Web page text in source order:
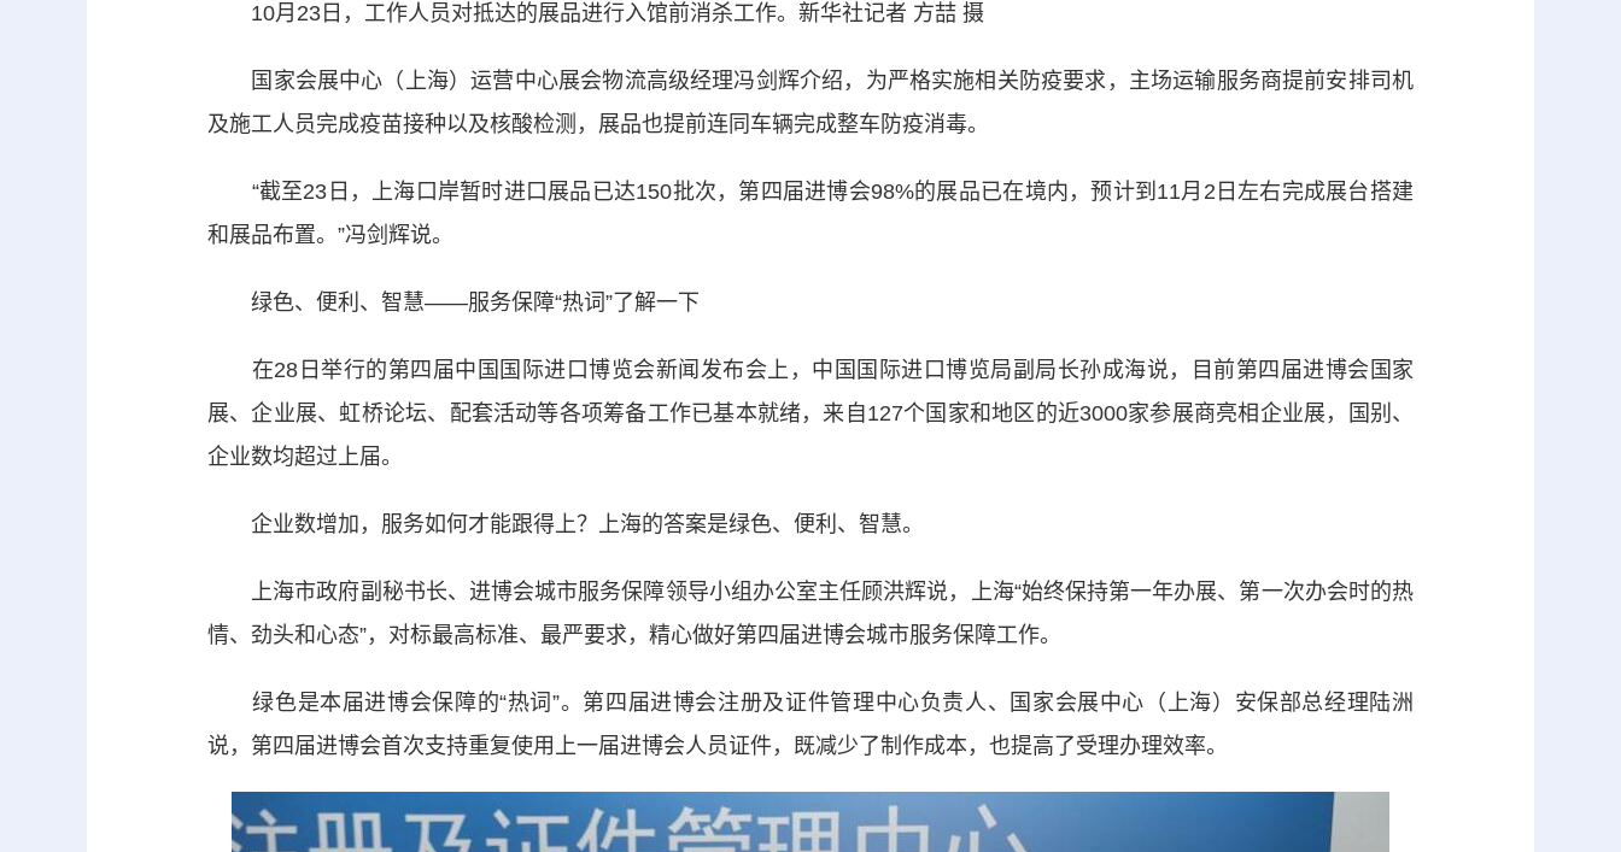
10月23日，工作人员对抵达的展品进行入馆前消杀工作。新华社记者 方喆 摄
国家会展中心（上海）运营中心展会物流高级经理冯剑辉介绍，为严格实施相关防疫要求，主场运输服务商提前安排司机
及施工人员完成疫苗接种以及核酸检测，展品也提前连同车辆完成整车防疫消毒。
“截至23日，上海口岸暂时进口展品已达150批次，第四届进博会98%的展品已在境内，预计到11月2日左右完成展台搭建
和展品布置。”冯剑辉说。
绿色、便利、智慧——服务保障“热词”了解一下
在28日举行的第四届中国国际进口博览会新闻发布会上，中国国际进口博览局副局长孙成海说，目前第四届进博会国家
展、企业展、虹桥论坛、配套活动等各项筹备工作已基本就绪，来自127个国家和地区的近3000家参展商亮相企业展，国别、
企业数均超过上届。
企业数增加，服务如何才能跟得上？上海的答案是绿色、便利、智慧。
上海市政府副秘书长、进博会城市服务保障领导小组办公室主任顾洪辉说，上海“始终保持第一年办展、第一次办会时的热
情、劲头和心态”，对标最高标准、最严要求，精心做好第四届进博会城市服务保障工作。
绿色是本届进博会保障的“热词”。第四届进博会注册及证件管理中心负责人、国家会展中心（上海）安保部总经理陆洲
说，第四届进博会首次支持重复使用上一届进博会人员证件，既减少了制作成本，也提高了受理办理效率。